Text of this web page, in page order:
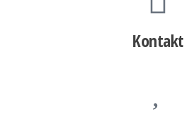
Kontakt